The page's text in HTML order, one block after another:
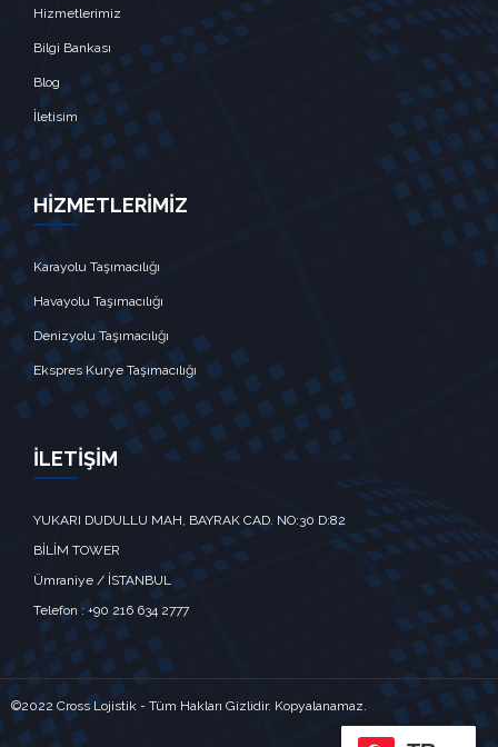
Hizmetlerimiz
Bilgi Bankası
Blog
İletisim
HİZMETLERİMİZ
Karayolu Taşımacılığı
Havayolu Taşımacılığı
Denizyolu Taşımacılığı
Ekspres Kurye Taşımacılığı
İLETİŞİM
YUKARI DUDULLU MAH, BAYRAK CAD. NO:30 D:82
BİLİM TOWER
Ümraniye / İSTANBUL‎‎
Telefon : +90 216 634 2777
©2022 Cross Lojistik - Tüm Hakları Gizlidir. Kopyalanamaz.